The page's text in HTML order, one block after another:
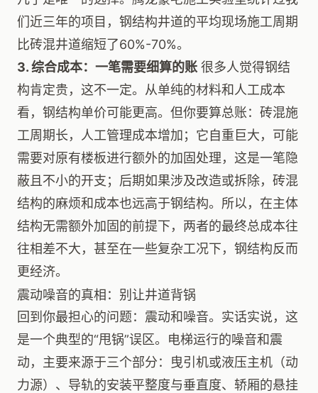
们近三年的项目，钢结构井道的平均现场施工周期
比砖混井道缩短了60%-70%。
3. 综合成本：一笔需要细算的账 很多人觉得钢结
构肯定贵，这不一定。从单纯的材料和人工成本
看，钢结构单价可能更高。但你要算总账：砖混施
工周期长，人工管理成本增加；它自重巨大，可能
需要对原有楼板进行额外的加固处理，这是一笔隐
蔽且不小的开支；后期如果涉及改造或拆除，砖混
结构的麻烦和成本也远高于钢结构。所以，在主体
结构无需额外加固的前提下，两者的最终总成本往
往相差不大，甚至在一些复杂工况下，钢结构反而
更经济。
震动噪音的真相：别让井道背锅
回到你最担心的问题：震动和噪音。实话实说，这
是一个典型的“甩锅”误区。电梯运行的噪音和震
动，主要来源于三个部分：曳引机或液压主机（动
力源）、导轨的安装平整度与垂直度、轿厢的悬挂